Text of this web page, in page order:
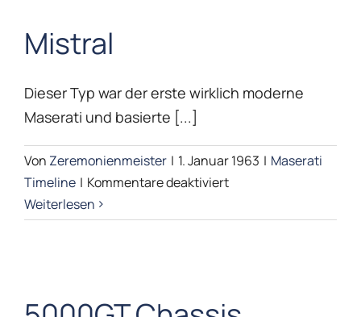
Mistral
Dieser Typ war der erste wirklich moderne
Maserati und basierte [...]
Von Zeremonienmeister | 1. Januar 1963 | Maserati
Timeline | Kommentare deaktiviertfür
Weiterlesen